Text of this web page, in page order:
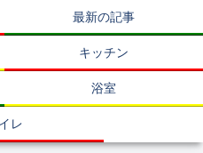
最新の記事
キッチン
浴室
レ